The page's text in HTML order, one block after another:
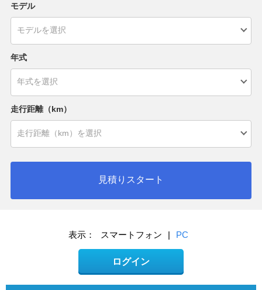
モデル
年式
走行距離（km）
見積りスタート
表示： スマートフォン | PC
ログイン